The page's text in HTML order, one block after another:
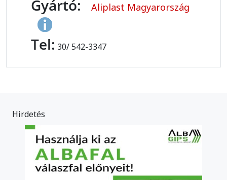
Gyártó: Aliplast Magyarország
Tel: 30/ 542-3347
Hirdetés